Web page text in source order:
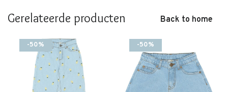
de juiste maat bestelt.
Kenmerken:
• Sandy sweatshirt van The New
• Zachte, comfortabele stof
• Comfortabele pasvorm
Gerelateerde producten Back to home
-50% -50%